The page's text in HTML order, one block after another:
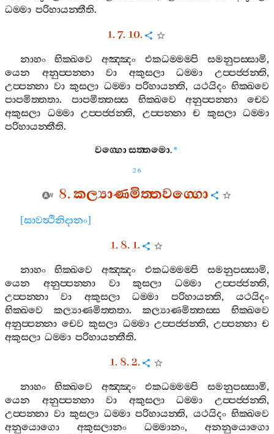
ධම‍්මා පරිහායන‍්තීති.
1. 7. 10.
නාහං භික‍්ඛවෙ අඤ‍්ඤං එකධම‍්මම‍්පි සමනුපස‍්සාමි,
යෙන
අනුප‍්පන‍්නා වා අකුසලා ධම‍්මා උප‍්පජ‍්ජන‍්ති,
උප‍්පන‍්නා වා කුසලා ධම‍්මා පරිහායන‍්ති, යථයිදං භික‍්ඛවෙ
පාපමිත‍්තතා. පාපමිත‍්තස‍්ස භික‍්ඛවෙ අනුප‍්පන‍්නා
චෙව
අකුසලා
ධම‍්මා උප‍්පජ‍්ජන‍්ති, උප‍්පන‍්නා ච කුසලා
ධම‍්මා
පරිහායන‍්තීති.
වග‍්ගොසත‍්තමො.*
26
8.කල්‍යාණමිත‍්තවග‍්ගො
[සාවත්‍ථිනිදානං]
1. 8. 1.
නාහං භික‍්ඛවෙ අඤ‍්ඤං එකධම‍්මම‍්පි සමනුපස‍්සාමි,
යෙන
අනුප‍්පන‍්නා වා කුසලා ධම‍්මා උප‍්පජ‍්ජන‍්ති,
උප‍්පන‍්නා
වා අකුසලා ධම‍්මා පරිහායන‍්ති,යථයිදං
භික‍්ඛවෙ
කල්‍යාණමිත‍්තතා. කල්‍යාණමිත‍්තස‍්ස
භික‍්ඛවෙ
අනුප‍්පන‍්නා චෙව කුසලා ධම‍්මා උප‍්පජ‍්ජන‍්ති, උප‍්පන‍්නා ච
අකුසලා ධම‍්මා පරිහායන‍්තීති.
1. 8. 2.
නාහං භික‍්ඛවෙ අඤ‍්ඤං එකධම‍්මම‍්පි සමනුපස‍්සාමි,
යෙන
අනුප‍්පන‍්නා වා අකුසලා ධම‍්මා උප‍්පජ‍්ජන‍්ති,
උප‍්පන‍්නා වා කුසලා ධම‍්මා පරිහායන‍්ති, යථයිදං භික‍්ඛවෙ
අනුයොගො
අකුසලානං ධම‍්මානං, අනනුයොගො